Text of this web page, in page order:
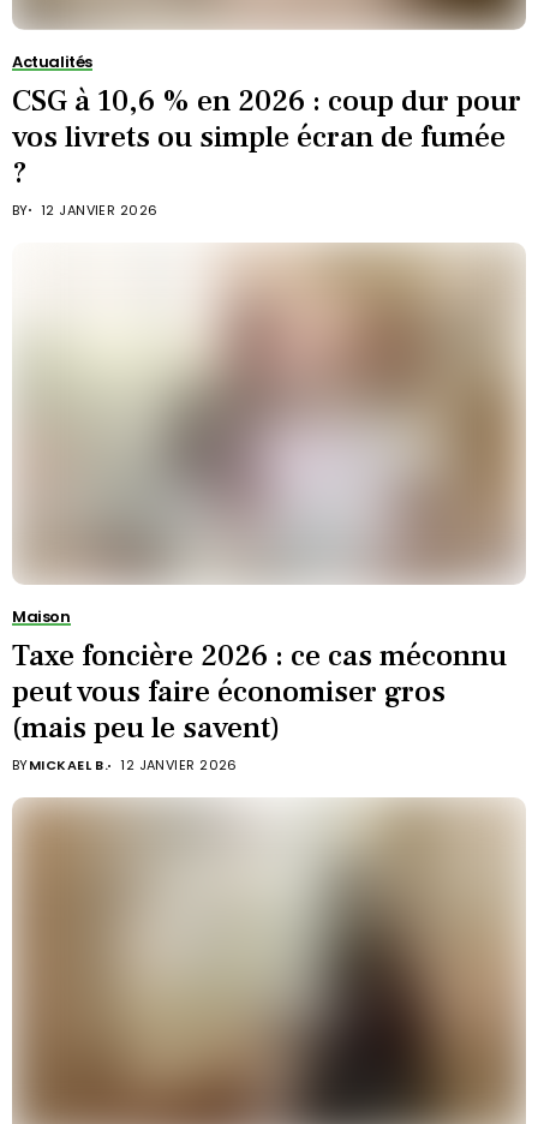
Actualités
CSG à 10,6 % en 2026 : coup dur pour
vos livrets ou simple écran de fumée
?
BY 12 JANVIER 2026
Maison
Taxe foncière 2026 : ce cas méconnu
peut vous faire économiser gros
(mais peu le savent)
BYMICKAEL B. 12 JANVIER 2026